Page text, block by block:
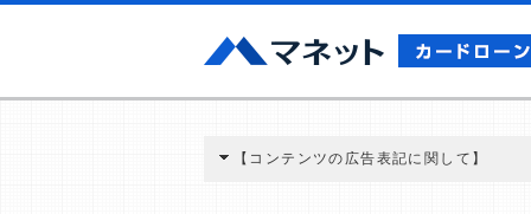
【コンテンツの広告表記に関して】